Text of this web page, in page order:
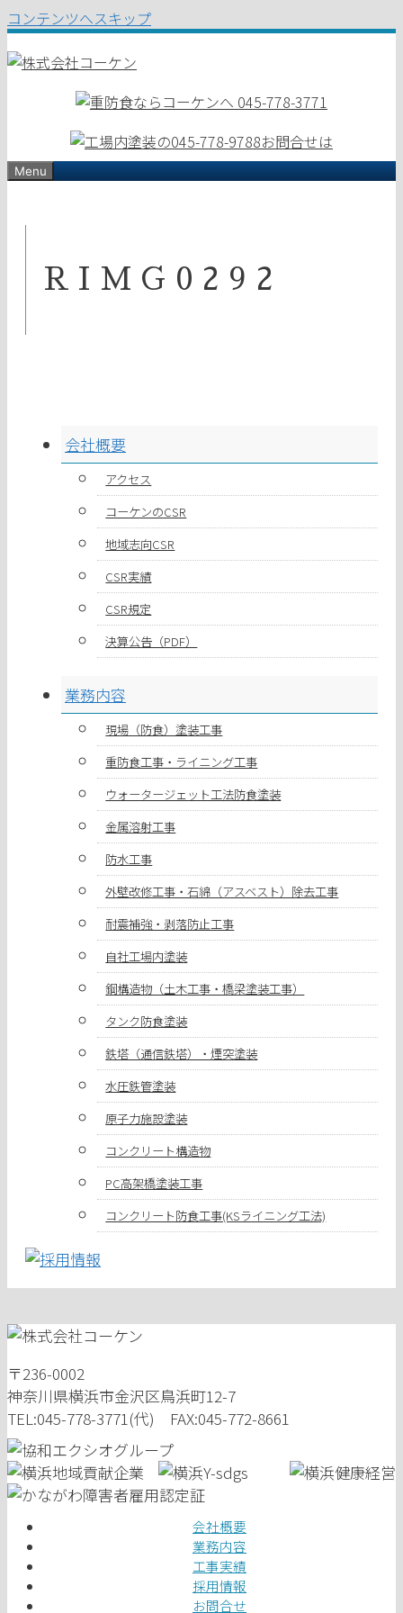
コンテンツへスキップ
Menu
RIMG0292
会社概要
アクセス
コーケンのCSR
地域志向CSR
CSR実績
CSR規定
決算公告（PDF）
業務内容
現場（防食）塗装工事
重防食工事・ライニング工事
ウォータージェット工法防食塗装
金属溶射工事
防水工事
外壁改修工事・石綿（アスベスト）除去工事
耐震補強・剥落防止工事
自社工場内塗装
鋼構造物（土木工事・橋梁塗装工事）
タンク防食塗装
鉄塔（通信鉄塔）・煙突塗装
水圧鉄管塗装
原子力施設塗装
コンクリート構造物
PC高架橋塗装工事
コンクリート防食工事(KSライニング工法)
〒236-0002
神奈川県横浜市金沢区鳥浜町12-7
TEL:045-778-3771(代) FAX:045-772-8661
会社概要
業務内容
工事実績
採用情報
お問合せ